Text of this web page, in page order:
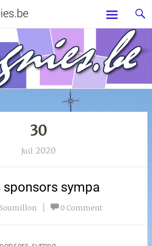
30
Juil 2020
sponsors sympa
0 Comment